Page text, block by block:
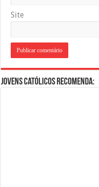
Site
Jovens Católicos Recomenda: